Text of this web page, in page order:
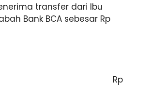
transfer dari Ibu
Bank BCA sebesar Rp
BCA Rp